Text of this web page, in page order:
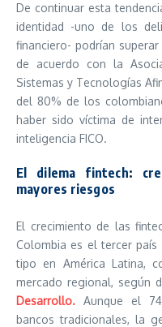
De continuar esta
identidad -uno de los
financiero- podrían
de acuerdo con la
Sistemas y Tecnologías
del 80% de los
haber sido víctima de
inteligencia FICO.
El dilema fintech:
mayores riesgos
El crecimiento de las
Colombia es el tercer
tipo en América Latina,
mercado regional, según
Desarrollo. Aunque el
bancos tradicionales, la